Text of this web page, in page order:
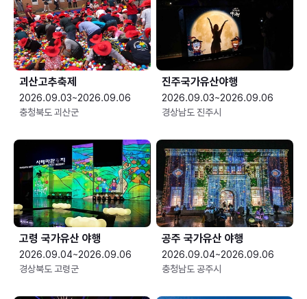
괴산고추축제
2026.09.03~2026.09.06
충청북도 괴산군
진주국가유산야행
2026.09.03~2026.09.06
경상남도 진주시
고령 국가유산 야행
2026.09.04~2026.09.06
경상북도 고령군
공주 국가유산 야행
2026.09.04~2026.09.06
충청남도 공주시